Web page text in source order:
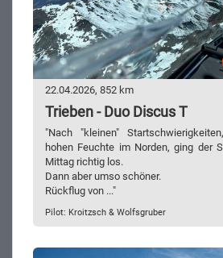
22.04.2026, 852 km
Trieben - Duo Discus T
"Nach "kleinen"
hohen Feuchte im Norden, ging der
Mittag richtig los.
Dann aber umso schöner.
Rückflug von ..."
Pilot: Kroitzsch & Wolfsgruber